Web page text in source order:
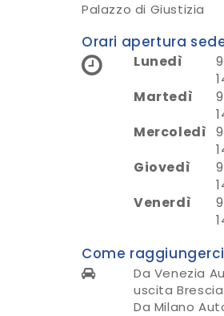
Palazzo di Giustizia
Orari apertura
Lunedì
Martedì
Mercoledì
Giovedì
Venerdì
Come
Da Venezia
uscita
Da Milano